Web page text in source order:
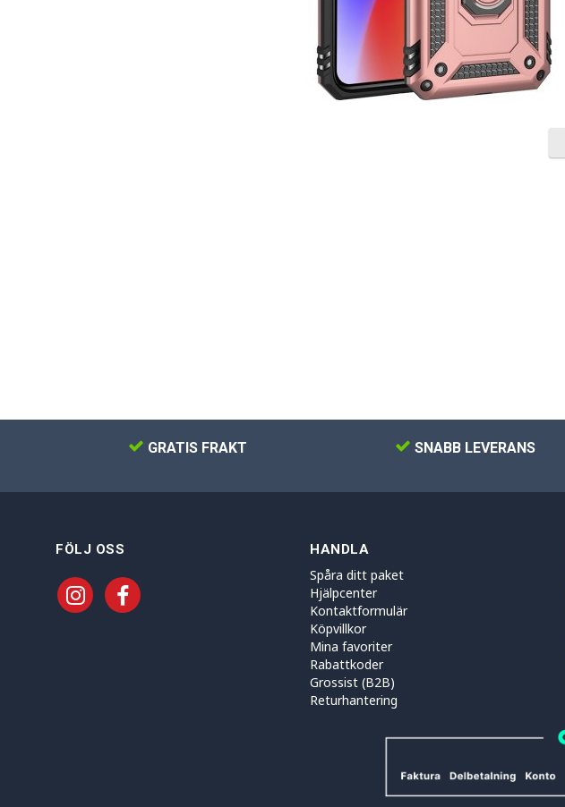
GRATIS FRAKT SNABB LEVERANS
FÖLJ OSS HANDLA
Spåra ditt paket
Hjälpcenter
Kontaktformulär
Köpvillkor
Mina favoriter
Rabattkoder
Grossist (B2B)
Returhantering